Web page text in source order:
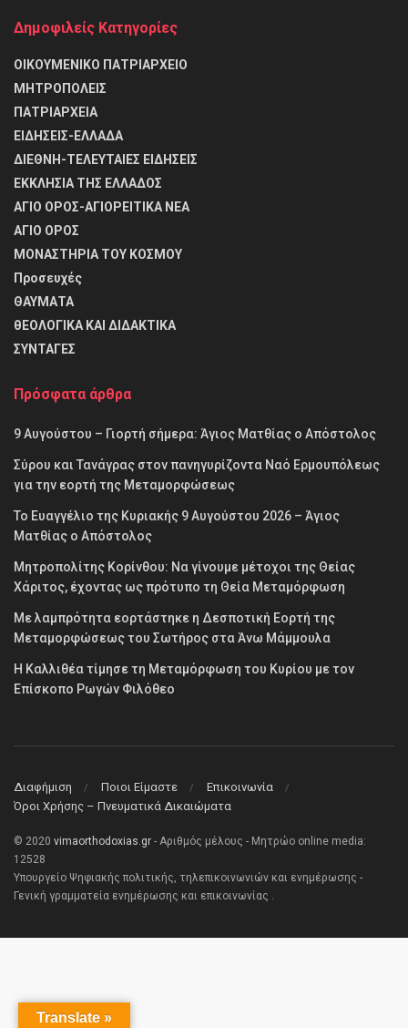
Δημοφιλείς Κατηγορίες
ΟΙΚΟΥΜΕΝΙΚΟ ΠΑΤΡΙΑΡΧΕΙΟ
ΜΗΤΡΟΠΟΛΕΙΣ
ΠΑΤΡΙΑΡΧΕΙΑ
ΕΙΔΗΣΕΙΣ-ΕΛΛΑΔΑ
ΔΙΕΘΝΗ-ΤΕΛΕΥΤΑΙΕΣ ΕΙΔΗΣΕΙΣ
ΕΚΚΛΗΣΙΑ ΤΗΣ ΕΛΛΑΔΟΣ
ΑΓΙΟ ΟΡΟΣ-ΑΓΙΟΡΕΙΤΙΚΑ ΝΕΑ
ΑΓΙΟ ΟΡΟΣ
ΜΟΝΑΣΤΗΡΙΑ ΤΟΥ ΚΟΣΜΟΥ
Προσευχές
ΘΑΥΜΑΤΑ
θΕΟΛΟΓΙΚΑ ΚΑΙ ΔΙΔΑΚΤΙΚΑ
ΣΥΝΤΑΓΕΣ
Πρόσφατα άρθρα
9 Αυγούστου – Γιορτή σήμερα: Άγιος Ματθίας ο Απόστολος
Σύρου και Τανάγρας στον πανηγυρίζοντα Ναό Ερμουπόλεως
για την εορτή της Μεταμορφώσεως
Το Ευαγγέλιο της Κυριακής 9 Αυγούστου 2026 – Άγιος
Ματθίας ο Απόστολος
Μητροπολίτης Κορίνθου: Να γίνουμε μέτοχοι της Θείας
Χάριτος, έχοντας ως πρότυπο τη Θεία Μεταμόρφωση
Με λαμπρότητα εορτάστηκε η Δεσποτική Εορτή της
Μεταμορφώσεως του Σωτήρος στα Άνω Μάμμουλα
Η Καλλιθέα τίμησε τη Μεταμόρφωση του Κυρίου με τον
Επίσκοπο Ρωγών Φιλόθεο
Διαφήμιση Ποιοι Είμαστε
Επικοινωνία
Όροι Χρήσης – Πνευματικά Δικαιώματα
© 2020 vimaorthodoxias.gr - Αριθμός μέλους - Μητρώο online media:
12528
Υπουργείο Ψηφιακής πολιτικής, τηλεπικοινωνιών και ενημέρωσης -
Γενική γραμματεία ενημέρωσης και επικοινωνίας .
Translate »